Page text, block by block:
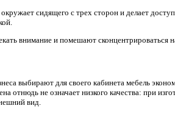
сидящего с трех сторон и делает
внимание и помешают сконцентрироваться
выбирают для своего кабинета мебель
не означает низкого качества: при
вид.